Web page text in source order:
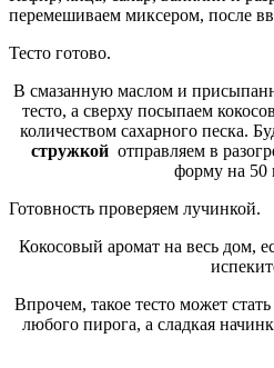
перемешиваем миксером, после
Тесто готово.
В смазанную маслом и
тесто, а сверху посыпаем
количеством сахарного песка.
стружкойотправляем в
форму на 50
Готовность проверяем лучинкой.
Кокосовый аромат на весь дом,
Впрочем, такое тесто может
любого пирога, а сладкая